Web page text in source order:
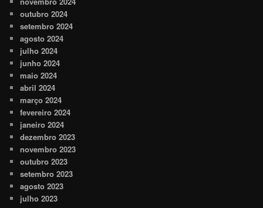
outubro 2024
setembro 2024
agosto 2024
julho 2024
junho 2024
maio 2024
abril 2024
março 2024
fevereiro 2024
janeiro 2024
dezembro 2023
novembro 2023
outubro 2023
setembro 2023
agosto 2023
julho 2023